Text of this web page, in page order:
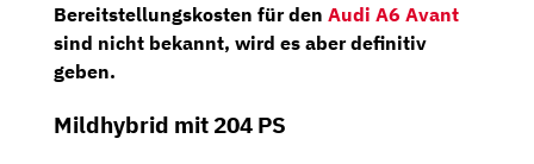
Bereitstellungskosten für den Audi A6 Avant
sind nicht bekannt, wird es aber definitiv
geben.
Mildhybrid mit 204 PS